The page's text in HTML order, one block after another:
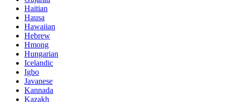
Haitian
Hausa
Hawaiian
Hebrew
Hmong
Hungarian
Icelandic
Igbo
Javanese
Kannada
Kazakh